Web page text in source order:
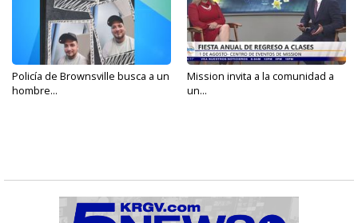
Policía de Brownsville busca a un
hombre...
Mission invita a la comunidad a
un...